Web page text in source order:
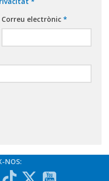
Correu electrònic *
NOS: